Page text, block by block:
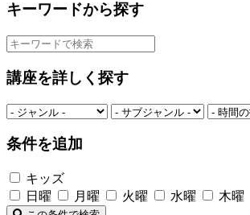
キーワードから探す
講座を詳しく探す
条件を追加
キッズ
日曜
月曜 火曜 水曜 木曜